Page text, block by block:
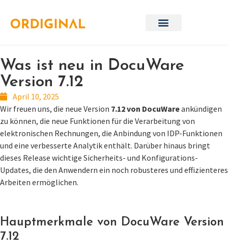
Was ist neu in DocuWare
Version 7.12
April 10, 2025
Wir freuen uns, die neue Version 7.12 von DocuWareankündigen
zu können, die neue Funktionen für die Verarbeitung von
elektronischen Rechnungen, die Anbindung von IDP-Funktionen
und eine verbesserte Analytik enthält. Darüber hinaus bringt
dieses Release wichtige Sicherheits- und Konfigurations-
Updates, die den Anwendern ein noch robusteres und effizienteres
Arbeiten ermöglichen.
Hauptmerkmale von DocuWare Version
7.12